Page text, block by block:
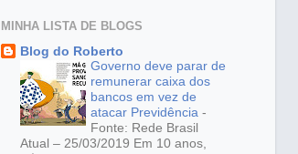
MINHA LISTA DE BLOGS
Blog do Roberto
Governo deve parar de
remunerar caixa dos
bancos em vez de
atacar Previdência -
Fonte: Rede Brasil
Atual – 25/03/2019 Em 10 anos,